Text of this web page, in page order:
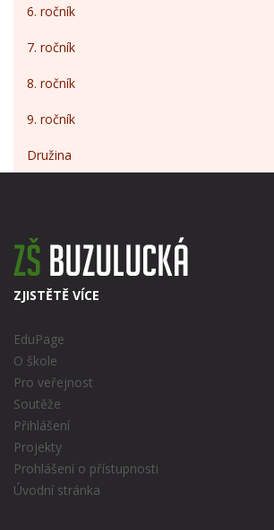
6. ročník
7. ročník
8. ročník
9. ročník
Družina
ZJISTĚTĚ VÍCE
EduPage
O škole
Pro veřejnost
Soutěže
Přihlášení
Projekty
Prohlášení o přístupnosti
Úvodní stránka